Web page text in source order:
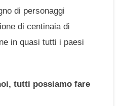
di personaggi
di centinaia di
in quasi tutti i paesi
tutti possiamo fare